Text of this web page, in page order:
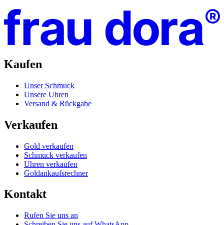
Kaufen
Unser Schmuck
Unsere Uhren
Versand & Rückgabe
Verkaufen
Gold verkaufen
Schmuck verkaufen
Uhren verkaufen
Goldankaufsrechner
Kontakt
Rufen Sie uns an